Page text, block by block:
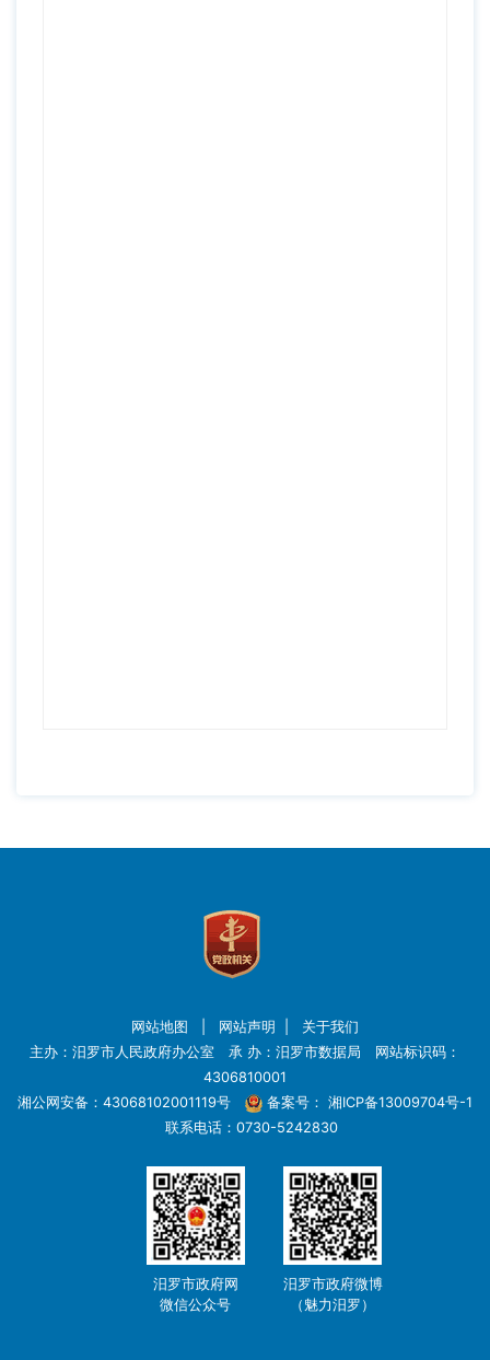
网站地图 网站声明
关于我们
主办：汨罗市人民政府办公室 承 办：汨罗市数据局 网站标识码：
4306810001
湘公网安备：43068102001119号
备案号： 湘ICP备13009704号-1
联系电话：0730-5242830
汨罗市政府网
微信公众号
汨罗市政府微博
（魅力汨罗）